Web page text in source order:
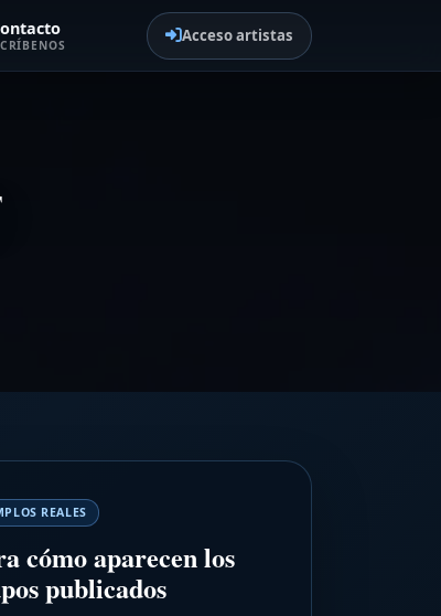
Acceso artistas
REALES
cómo aparecen los
publicados